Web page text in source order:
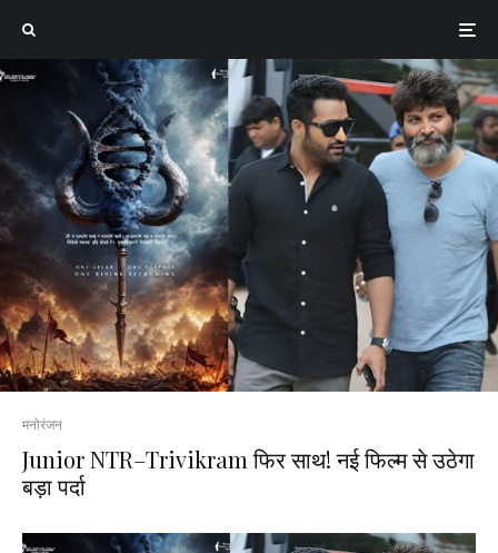
मनोरंजन
Junior NTR–Trivikram फिर साथ! नई फिल्म से उठेगा
बड़ा पर्दा